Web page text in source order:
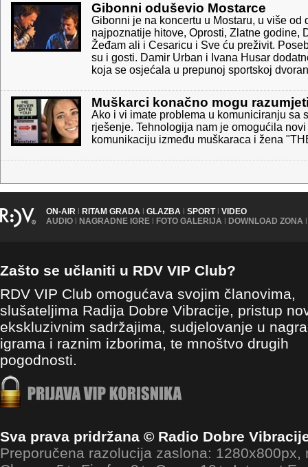
Gibonni oduševio Mostarce
Gibonni je na koncertu u Mostaru, u više od
najpoznatije hitove, Oprosti, Zlatne godine,
Žeđam ali i Cesaricu i Sve ću preživit.
su i gosti. Damir Urban i Ivana Husar
koja se osjećala u prepunoj sportskoj
Muškarci konačno mogu
Ako i vi imate problema u komuniciranju sa
rješenje. Tehnologija nam je omogućila
komunikaciju između muškaraca i žena
ON-AIR | RITAM GRADA | GLAZBA | SPORT | VIDEO
AUDIO | NAGRADNE IGRE | FOTO GALERIJA | DOWNLOAD ZONA |
Zašto se učlaniti u RDV VIP Club?
RDV VIP Club omogućava svojim članovima,
slušateljima Radija Dobre Vibracije, pristup
ekskluzivnim sadržajima, sudjelovanje u
igrama i raznim izborima, te mnoštvo drugih
pogodnosti.
Sva prava pridržana © Radio Dobre
Preporučena razolucija zaslona: 1280x800px,